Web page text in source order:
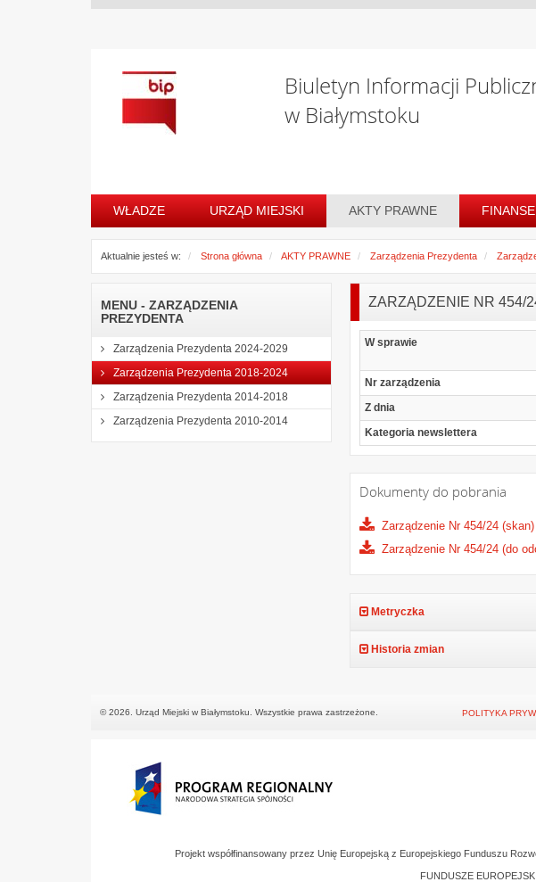
Biuletyn Informacji
w Białymstoku
WŁADZE URZĄD MIEJSKI AKTY PRAWNE FINANSE
Aktualnie jesteś w: Strona główna AKTY PRAWNE Zarządzenia Prezydenta
MENU - ZARZĄDZENIA
PREZYDENTA
Zarządzenia Prezydenta 2024-2029
Zarządzenia Prezydenta 2018-2024
Zarządzenia Prezydenta 2014-2018
Zarządzenia Prezydenta 2010-2014
ZARZĄDZENIE NR 454/
W sprawie
Nr zarządzenia
Z dnia
Kategoria newslettera
Dokumenty do pobrania
Zarządzenie Nr 454/24 (skan)
Zarządzenie Nr 454/24 (do
Metryczka
Historia zmian
© 2026. Urząd Miejski w Białymstoku. Wszystkie prawa zastrzeżone. POLITYKA
Projekt współfinansowany przez Unię Europejską z Europejskiego Funduszu
FUNDUSZE